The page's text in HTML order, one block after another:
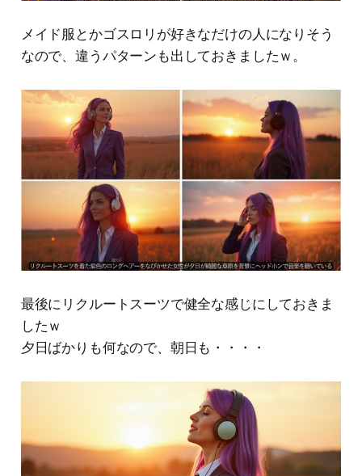
メイド服とかゴスロリが好きなだけの人になりそう
なので、違うパターンも出しておきましたｗ。
最後にリクルートスーツで健全な感じにしておきま
したｗ
夕日ばかりも何なので、朝日も・・・・